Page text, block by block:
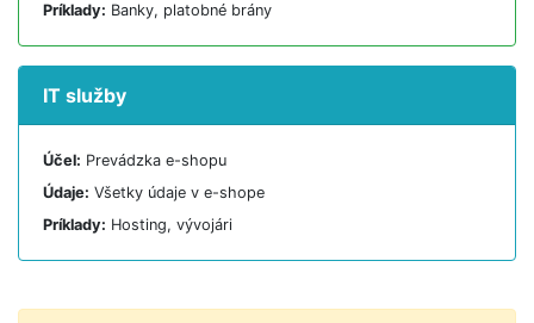
Príklady: Banky, platobné brány
IT služby
Účel: Prevádzka e-shopu
Údaje: Všetky údaje v e-shope
Príklady: Hosting, vývojári